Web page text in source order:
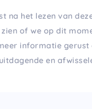
na het lezen van
of we op dit
informatie gerust
en